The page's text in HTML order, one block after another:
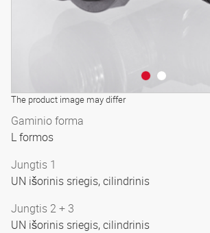
The product image may differ
Gaminio forma
L formos
Jungtis 1
UN išorinis sriegis, cilindrinis
Jungtis 2 + 3
UN išorinis sriegis, cilindrinis